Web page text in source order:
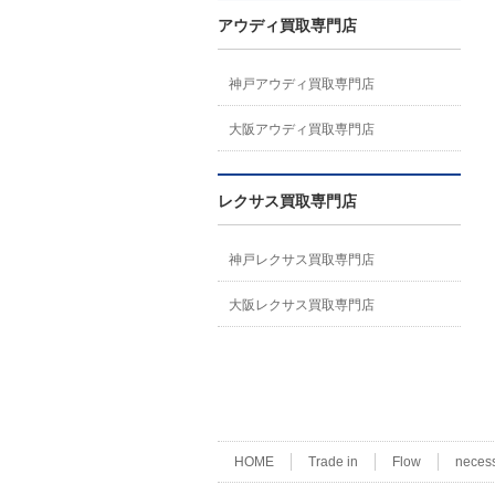
アウディ買取専門店
神戸アウディ買取専門店
大阪アウディ買取専門店
レクサス買取専門店
神戸レクサス買取専門店
大阪レクサス買取専門店
HOME Trade in Flow